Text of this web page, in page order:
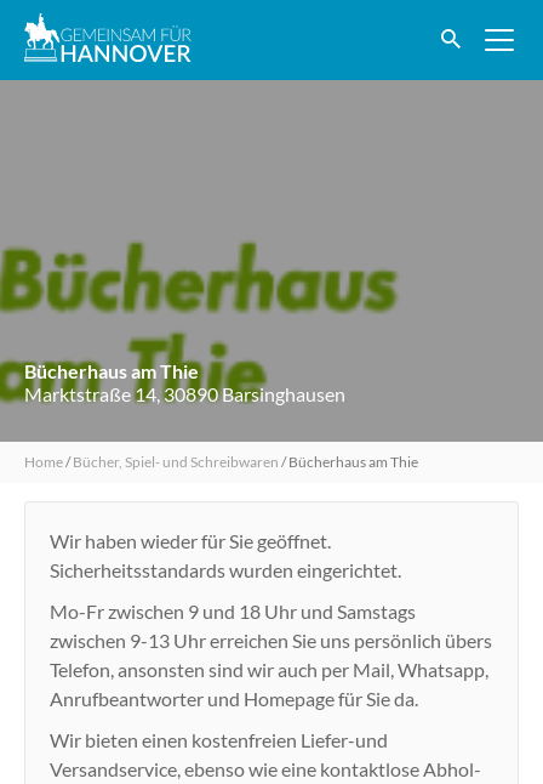
Bücherhaus am Thie
Marktstraße 14, 30890 Barsinghausen
Home/Bücher, Spiel- und Schreibwaren /Bücherhaus am Thie
Wir haben wieder für Sie geöffnet.
Sicherheitsstandards wurden eingerichtet.
Mo-Fr zwischen 9 und 18 Uhr und Samstags
zwischen 9-13 Uhr erreichen Sie uns persönlich übers
Telefon, ansonsten sind wir auch per Mail, Whatsapp,
Anrufbeantworter und Homepage für Sie da.
Wir bieten einen kostenfreien Liefer-und
Versandservice, ebenso wie eine kontaktlose Abhol-